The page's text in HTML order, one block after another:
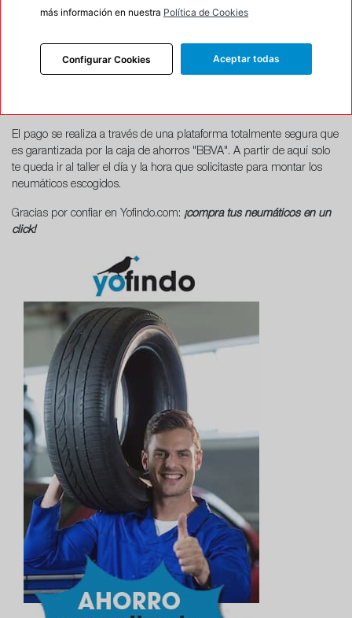
con tu cuenta o darte de alta como nuevo cliente rellenando el
En este paso, en el caso que tengas un código de descuento
tendrás que añadirlo en la correspondiente casilla. Por último
El pago se realiza a través de una plataforma totalmente segura que
es garantizada por la caja de ahorros "BBVA". A partir de aquí solo
te queda ir al taller el día y la hora que solicitaste para montar los
neumáticos escogidos.
Gracias por confiar en Yofindo.com: ¡compra tus neumáticos en un
click!
más información en nuestra Política de Cookies
Configurar Cookies Aceptar todas